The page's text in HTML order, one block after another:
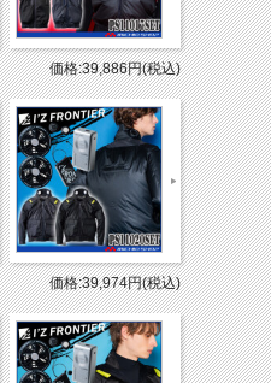
価格:39,886円(税込)
価格:39,974円(税込)